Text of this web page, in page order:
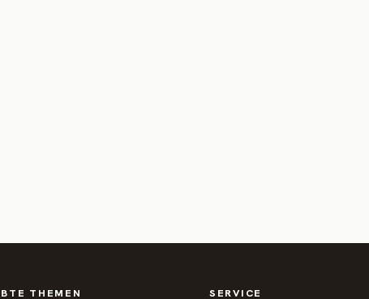
THEMEN SERVICE